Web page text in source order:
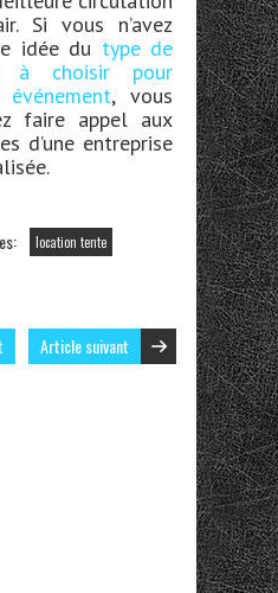
Si vous n’avez
idée du type de
à choisir pour
, vous
faire appel aux
d’une entreprise
.
location tente
Article suivant